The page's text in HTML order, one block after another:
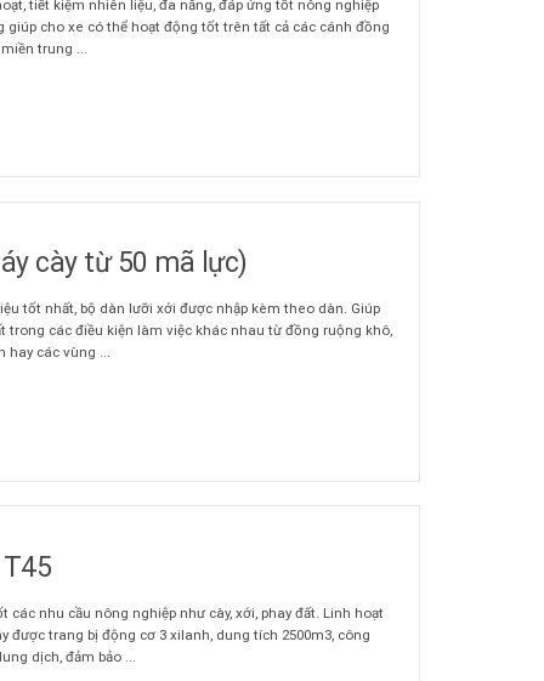
tiết kiệm nhiên liệu, đa năng, đáp ứng tốt nông nghiệp
giúp cho xe có thể hoạt động tốt trên tất cả các cánh đồng
trung ...
cày từ 50 mã lực)
tốt nhất, bộ dàn lưỡi xới được nhập kèm theo dàn. Giúp
trong các điều kiện làm việc khác nhau từ đồng ruộng khô,
hay các vùng ...
các nhu cầu nông nghiệp như cày, xới, phay đất. Linh hoạt
được trang bị động cơ 3 xilanh, dung tích 2500m3, công
dịch, đảm bảo ...